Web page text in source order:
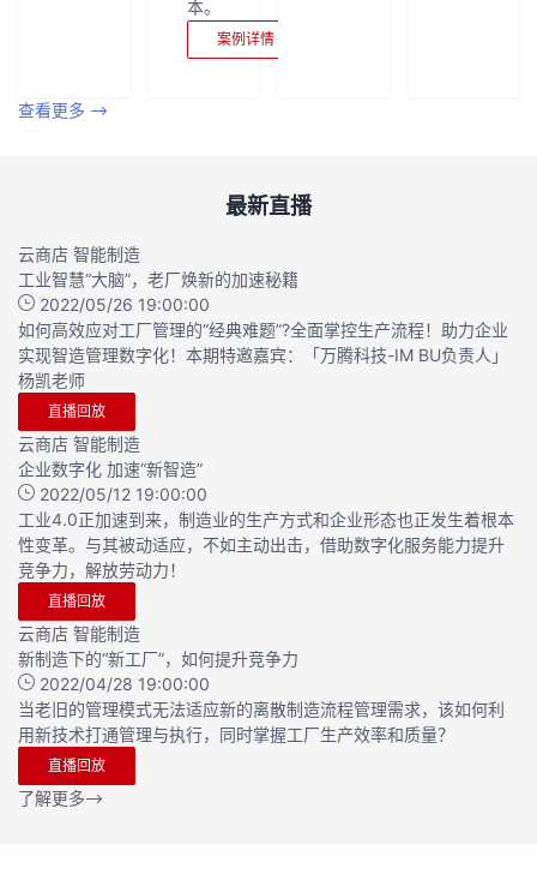
本。
案例详情
查看更多
最新直播
云商店 智能制造
工业智慧“大脑”，老厂焕新的加速秘籍
2022/05/26 19:00:00
如何高效应对工厂管理的“经典难题”?全面掌控生产流程！助力企业
实现智造管理数字化！本期特邀嘉宾：「万腾科技-IM BU负责人」
杨凯老师
直播回放
云商店 智能制造
企业数字化 加速“新智造”
2022/05/12 19:00:00
工业4.0正加速到来，制造业的生产方式和企业形态也正发生着根本
性变革。与其被动适应，不如主动出击，借助数字化服务能力提升
竞争力，解放劳动力！
直播回放
云商店 智能制造
新制造下的“新工厂”，如何提升竞争力
2022/04/28 19:00:00
当老旧的管理模式无法适应新的离散制造流程管理需求，该如何利
用新技术打通管理与执行，同时掌握工厂生产效率和质量？
直播回放
了解更多